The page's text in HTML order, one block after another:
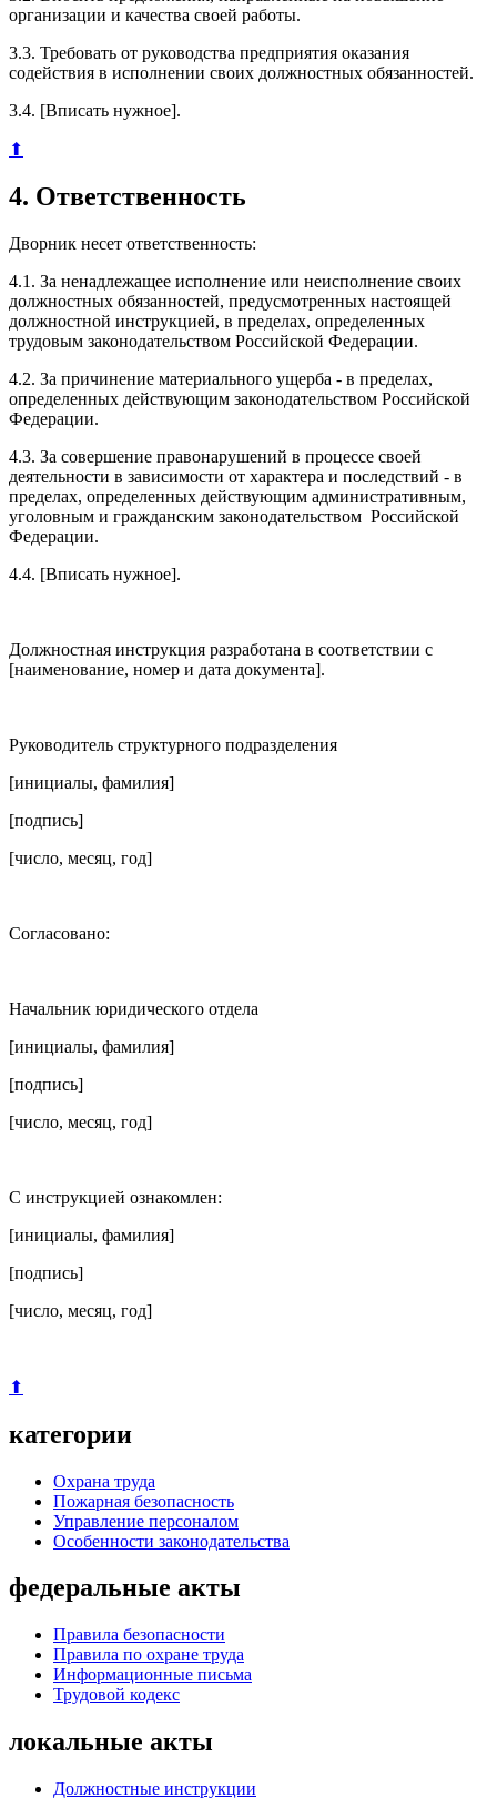
организации и качества своей работы.
3.3. Требовать от руководства предприятия оказания
содействия в исполнении своих должностных обязанностей.
3.4. [Вписать нужное].
⬆
4. Ответственность
Дворник несет ответственность:
4.1. За ненадлежащее исполнение или неисполнение своих
должностных обязанностей, предусмотренных настоящей
должностной инструкцией, в пределах, определенных
трудовым законодательством Российской Федерации.
4.2. За причинение материального ущерба - в пределах,
определенных действующим законодательством Российской
Федерации.
4.3. За совершение правонарушений в процессе своей
деятельности в зависимости от характера и последствий - в
пределах, определенных действующим административным,
уголовным и гражданским законодательством Российской
Федерации.
4.4. [Вписать нужное].
Должностная инструкция разработана в соответствии с
[наименование, номер и дата документа].
Руководитель структурного подразделения
[инициалы, фамилия]
[подпись]
[число, месяц, год]
Согласовано:
Начальник юридического отдела
[инициалы, фамилия]
[подпись]
[число, месяц, год]
С инструкцией ознакомлен:
[инициалы, фамилия]
[подпись]
[число, месяц, год]
⬆
категории
Охрана труда
Пожарная безопасность
Управление персоналом
Особенности законодательства
федеральные акты
Правила безопасности
Правила по охране труда
Информационные письма
Трудовой кодекс
локальные акты
Должностные инструкции